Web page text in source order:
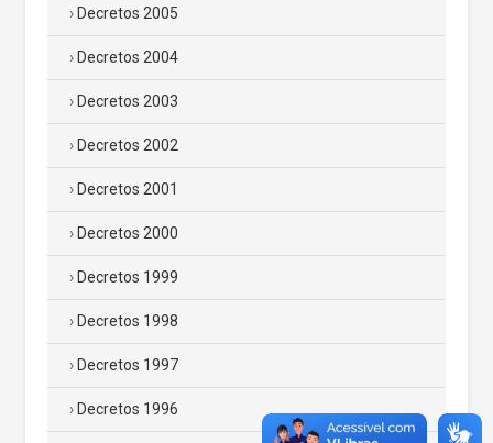
Decretos 2005
Decretos 2004
Decretos 2003
Decretos 2002
Decretos 2001
Decretos 2000
Decretos 1999
Decretos 1998
Decretos 1997
Decretos 1996